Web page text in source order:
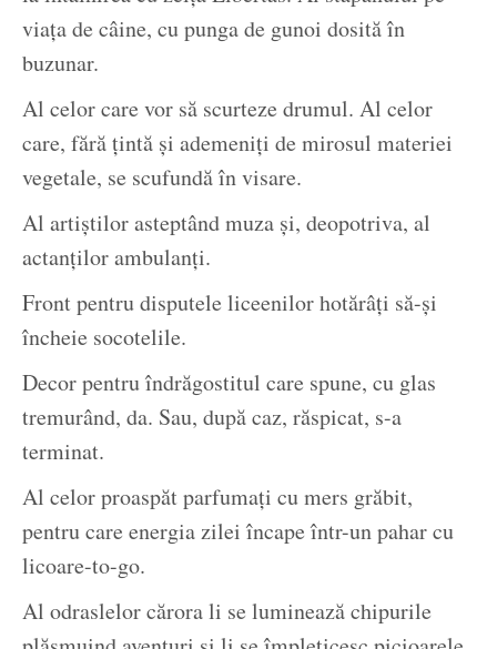
viața de câine, cu punga de gunoi dosită în
buzunar.
Al celor care vor să scurteze drumul. Al celor
care, fără țintă și ademeniți de mirosul materiei
vegetale, se scufundă în visare.
Al artiștilor asteptând muza și, deopotriva, al
actanților ambulanți.
Front pentru disputele liceenilor hotărâți să-și
încheie socotelile.
Decor pentru îndrăgostitul care spune, cu glas
tremurând, da. Sau, după caz, răspicat, s-a
terminat.
Al celor proaspăt parfumați cu mers grăbit,
pentru care energia zilei încape într-un pahar cu
licoare-to-go.
Al odraslelor cărora li se luminează chipurile